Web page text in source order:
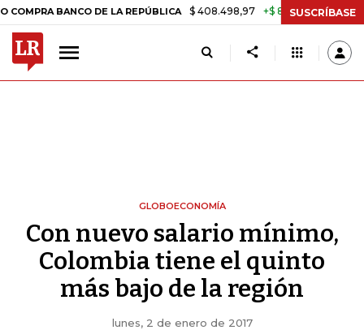
BANCO DE LA REPÚBLICA $ 408.498,97 +$ 8.753,81 +2,19%
SUSCRÍBASE
GLOBOECONOMÍA
Con nuevo salario mínimo,
Colombia tiene el quinto
más bajo de la región
lunes, 2 de enero de 2017